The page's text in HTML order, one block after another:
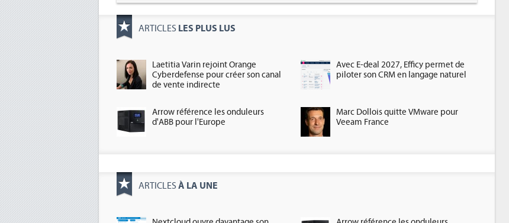
ARTICLES LES PLUS LUS
Laetitia Varin rejoint Orange
Cyberdefense pour créer son canal
de vente indirecte
Avec E-deal 2027, Efficy permet de
piloter son CRM en langage naturel
Arrow référence les onduleurs
d'ABB pour l'Europe
Marc Dollois quitte VMware pour
Veeam France
ARTICLES À LA UNE